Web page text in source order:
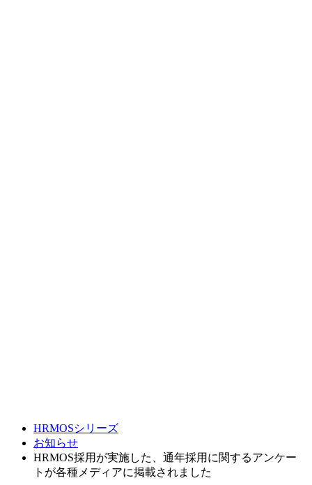
HRMOSシリーズ
お知らせ
HRMOS採用が実施した、通年採用に関するアンケー
トが各種メディアに掲載されました